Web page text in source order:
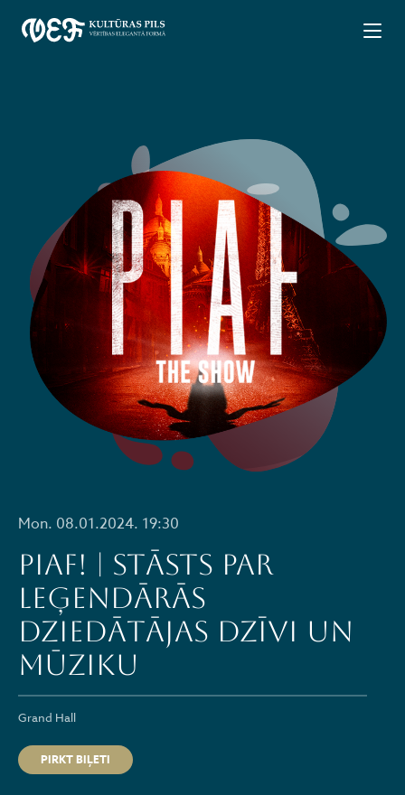
Mon. 08.01.2024. 19:30
PIAF! | STĀSTS PAR
LEĢENDĀRĀS
DZIEDĀTĀJAS DZĪVI UN
MŪZIKU
Grand Hall
PIRKT BIĻETI